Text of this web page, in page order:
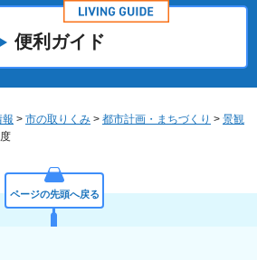
便利ガイド
報 > 市の取りくみ > 都市計画・まちづくり > 景観
ページの先頭へ戻る